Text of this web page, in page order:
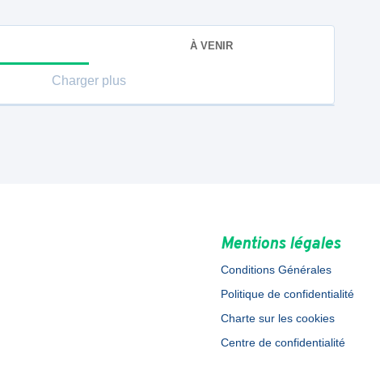
À VENIR
Charger plus
Mentions légales
Conditions Générales
Politique de confidentialité
Charte sur les cookies
Centre de confidentialité